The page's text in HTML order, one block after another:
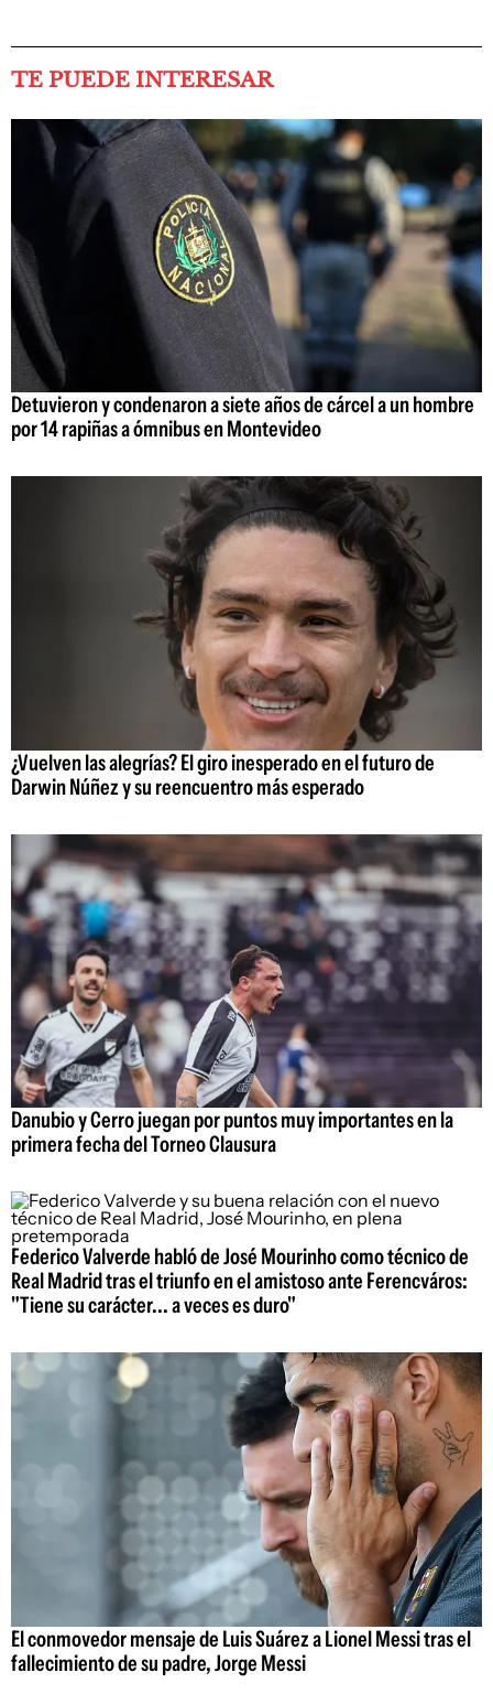
TE PUEDE INTERESAR
Detuvieron y condenaron a siete años de cárcel a un hombre
por 14 rapiñas a ómnibus en Montevideo
¿Vuelven las alegrías? El giro inesperado en el futuro de
Darwin Núñez y su reencuentro más esperado
Danubio y Cerro juegan por puntos muy importantes en la
primera fecha del Torneo Clausura
Federico Valverde habló de José Mourinho como técnico de
Real Madrid tras el triunfo en el amistoso ante Ferencváros:
"Tiene su carácter... a veces es duro"
El conmovedor mensaje de Luis Suárez a Lionel Messi tras el
fallecimiento de su padre, Jorge Messi